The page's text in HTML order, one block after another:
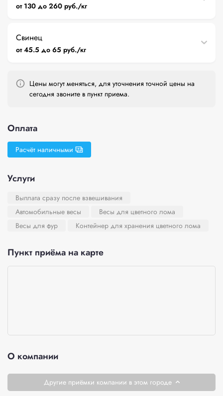
от 130 до 260 руб./кг
Свинец
от 45.5 до 65 руб./кг
Цены могут меняться, для уточнения точной цены на
сегодня звоните в пункт приема.
Оплата
Расчёт наличными
Услуги
Выплата сразу после взвешивания
Автомобильные весы
Весы для цветного лома
Весы для фур
Контейнер для хранения цветного лома
Пункт приёма на карте
О компании
Другие приёмки компании в этом городе